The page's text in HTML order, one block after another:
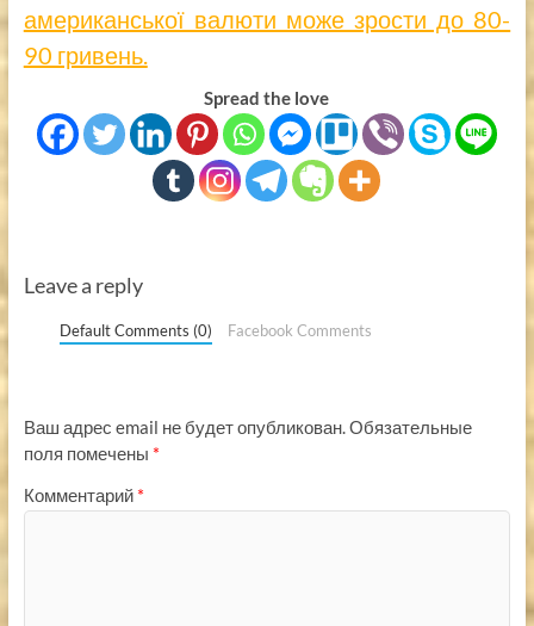
американської валюти може зрости до 80-
90 гривень.
Spread the love
Leave a reply
Default Comments (0) Facebook Comments
Ваш адрес email не будет опубликован. Обязательные
поля помечены *
Комментарий *